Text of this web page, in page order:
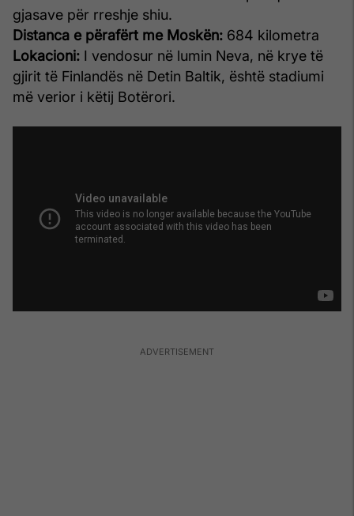
gjasave për rreshje shiu.
Distanca e përafërt me Moskën: 684 kilometra
Lokacioni: I vendosur në lumin Neva, në krye të
gjirit të Finlandës në Detin Baltik, është stadiumi
më verior i këtij Botërori.